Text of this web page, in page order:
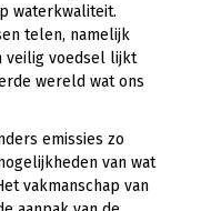
waterkwaliteit.
telen, namelijk
veilig voedsel lijkt
wereld wat ons
emissies zo
van wat
vakmanschap van